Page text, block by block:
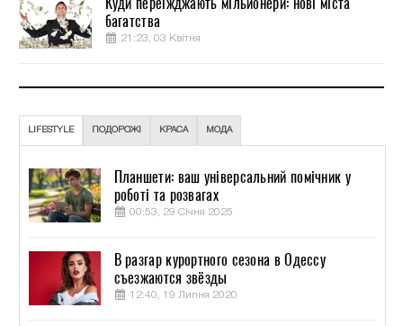
багатства
21:23, 03 Квітня
LIFESTYLE ПОДОРОЖІ КРАСА МОДА
Планшети: ваш універсальний помічник у
роботі та розвагах
00:53, 29 Січня 2025
В разгар курортного сезона в Одессу
съезжаются звёзды
12:40, 19 Липня 2020